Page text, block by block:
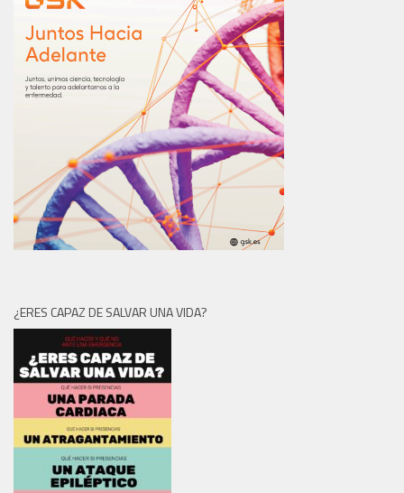
¿ERES CAPAZ DE SALVAR UNA VIDA?